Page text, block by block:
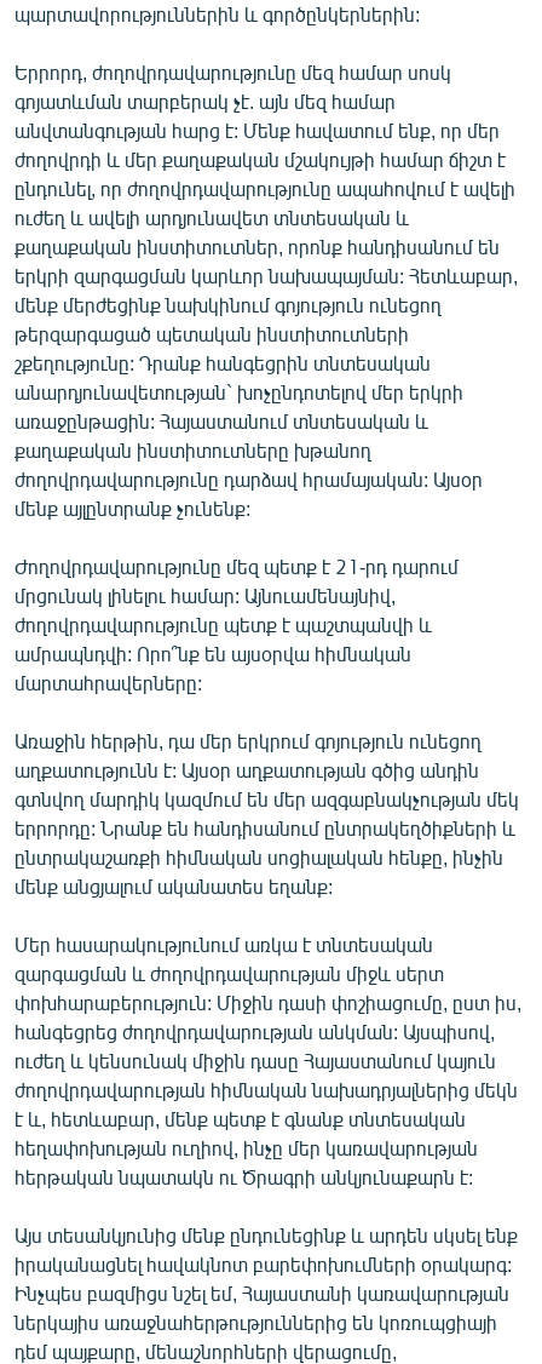
պարտավորություններին և գործընկերներին:
Երրորդ, ժողովրդավարությունը մեզ համար սոսկ
գոյատևման տարբերակ չէ. այն մեզ համար
անվտանգության հարց է: Մենք հավատում ենք, որ մեր
ժողովրդի և մեր քաղաքական մշակույթի համար ճիշտ է
ընդունել, որ ժողովրդավարությունը ապահովում է ավելի
ուժեղ և ավելի արդյունավետ տնտեսական և
քաղաքական ինստիտուտներ, որոնք հանդիսանում են
երկրի զարգացման կարևոր նախապայման: Հետևաբար,
մենք մերժեցինք նախկինում գոյություն ունեցող
թերզարգացած պետական ինստիտուտների
շքեղությունը: Դրանք հանգեցրին տնտեսական
անարդյունավետության` խոչընդոտելով մեր երկրի
առաջընթացին: Հայաստանում տնտեսական և
քաղաքական ինստիտուտները խթանող
ժողովրդավարությունը դարձավ հրամայական: Այսօր
մենք այլընտրանք չունենք:
Ժողովրդավարությունը մեզ պետք է 21-րդ դարում
մրցունակ լինելու համար: Այնուամենայնիվ,
ժողովրդավարությունը պետք է պաշտպանվի և
ամրապնդվի: Որո՞նք են այսօրվա հիմնական
մարտահրավերները:
Առաջին հերթին, դա մեր երկրում գոյություն ունեցող
աղքատությունն է: Այսօր աղքատության գծից անդին
գտնվող մարդիկ կազմում են մեր ազգաբնակչության մեկ
երրորդը: Նրանք են հանդիսանում ընտրակեղծիքների և
ընտրակաշառքի հիմնական սոցիալական հենքը, ինչին
մենք անցյալում ականատես եղանք:
Մեր հասարակությունում առկա է տնտեսական
զարգացման և ժողովրդավարության միջև սերտ
փոխհարաբերություն: Միջին դասի փոշիացումը, ըստ իս,
հանգեցրեց ժողովրդավարության անկման: Այսպիսով,
ուժեղ և կենսունակ միջին դասը Հայաստանում կայուն
ժողովրդավարության հիմնական նախադրյալներից մեկն
է և, հետևաբար, մենք պետք է գնանք տնտեսական
հեղափոխության ուղիով, ինչը մեր կառավարության
հերթական նպատակն ու Ծրագրի անկյունաքարն է:
Այս տեսանկյունից մենք ընդունեցինք և արդեն սկսել ենք
իրականացնել հավակնոտ բարեփոխումների օրակարգ:
Ինչպես բազմիցս նշել եմ, Հայաստանի կառավարության
ներկայիս առաջնահերթություններից են կոռուպցիայի
դեմ պայքարը, մենաշնորհների վերացումը,